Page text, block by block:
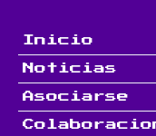
contenido
Inicio
Noticias
Asociarse